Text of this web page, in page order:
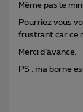
Même pas le
Pourriez vous
frustrant car ce
Merci d’avance.
PS : ma borne